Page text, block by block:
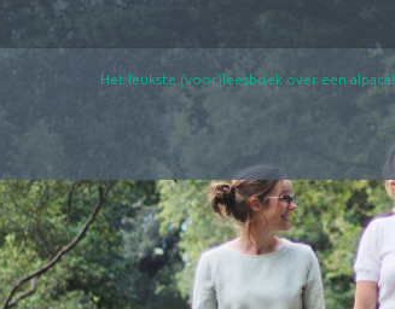
Het leukste (voor)leesboek over een alpaca!